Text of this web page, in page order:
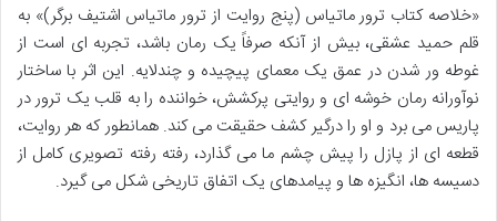
«خلاصه کتاب ترور ماتیاس (پنج روایت از ترور ماتیاس اشتیف برگر)» به
قلم حمید عشقی، بیش از آنکه صرفاً یک رمان باشد، تجربه ای است از
غوطه ور شدن در عمق یک معمای پیچیده و چندلایه. این اثر با ساختار
نوآورانه رمان خوشه ای و روایتی پرکشش، خواننده را به قلب یک ترور در
پاریس می برد و او را درگیر کشف حقیقت می کند. همانطور که هر روایت،
قطعه ای از پازل را پیش چشم ما می گذارد، رفته رفته تصویری کامل از
دسیسه ها، انگیزه ها و پیامدهای یک اتفاق تاریخی شکل می گیرد.